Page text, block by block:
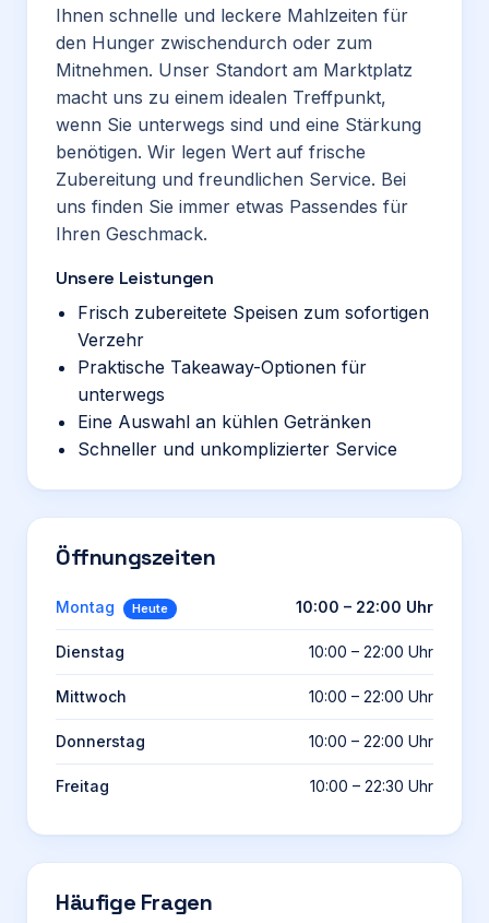
Ihnen schnelle und leckere Mahlzeiten für
den Hunger zwischendurch oder zum
Mitnehmen. Unser Standort am Marktplatz
macht uns zu einem idealen Treffpunkt,
wenn Sie unterwegs sind und eine Stärkung
benötigen. Wir legen Wert auf frische
Zubereitung und freundlichen Service. Bei
uns finden Sie immer etwas Passendes für
Ihren Geschmack.
Unsere Leistungen
Frisch zubereitete Speisen zum sofortigen
Verzehr
Praktische Takeaway-Optionen für
unterwegs
Eine Auswahl an kühlen Getränken
Schneller und unkomplizierter Service
Öffnungszeiten
Montag Heute 10:00 – 22:00 Uhr
Dienstag 10:00 – 22:00 Uhr
Mittwoch 10:00 – 22:00 Uhr
Donnerstag 10:00 – 22:00 Uhr
Freitag 10:00 – 22:30 Uhr
Häufige Fragen